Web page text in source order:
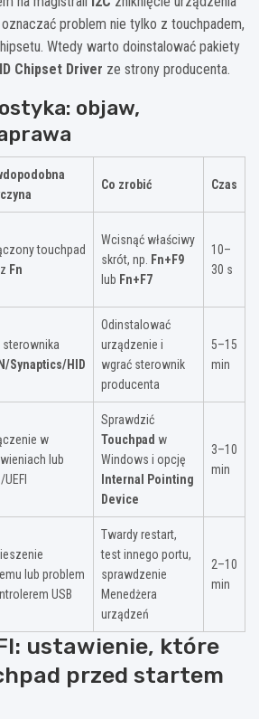
problem nie tylko z touchpadem,
Wtedy warto doinstalować pakiety
Chipset Driver ze strony producenta.
objaw,
Co zrobić Czas
touchpad
Fn
Wcisnąć właściwy
skrót, np.
Fn+F9
lub Fn+F7
10–
30 s
sterownika
Synaptics/HID
Odinstalować
urządzenie i
wgrać sterownik
producenta
5–15
min
w
lub
UEFI
Sprawdzić
Touchpad w
Windows i opcję
Internal Pointing
Device
3–10
min
lub problem
USB
Twardy restart,
test innego portu,
sprawdzenie
Menedżera
urządzeń
2–10
min
ustawienie, które
przed startem